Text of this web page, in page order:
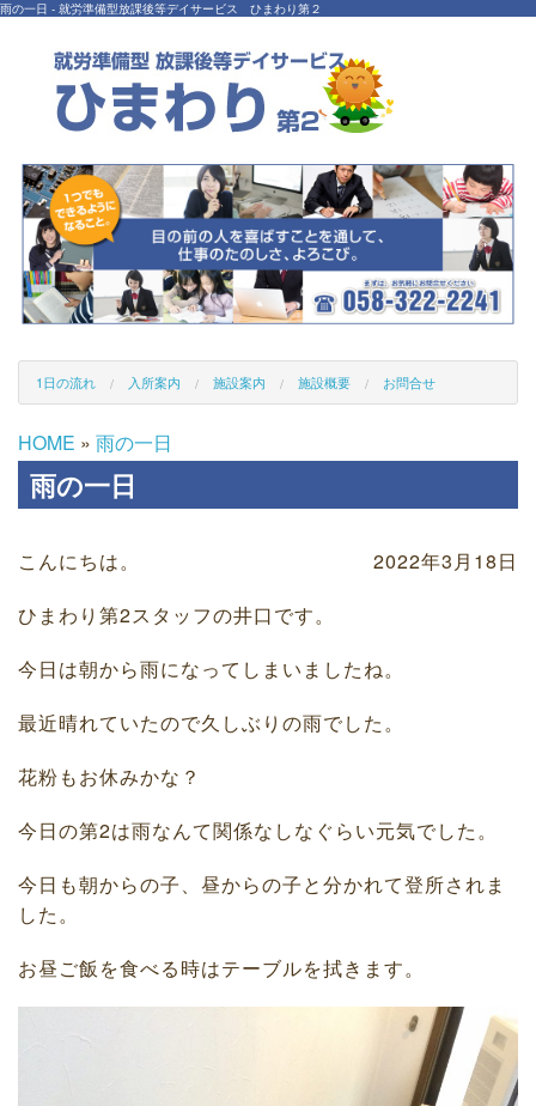
雨の一日 - 就労準備型放課後等デイサービス ひまわり第２
1日の流れ 入所案内 施設案内 施設概要 お問合せ
HOME » 雨の一日
雨の一日
2022年3月18日
こんにちは。
ひまわり第2スタッフの井口です。
今日は朝から雨になってしまいましたね。
最近晴れていたので久しぶりの雨でした。
花粉もお休みかな？
今日の第2は雨なんて関係なしなぐらい元気でした。
今日も朝からの子、昼からの子と分かれて登所されま
した。
お昼ご飯を食べる時はテーブルを拭きます。